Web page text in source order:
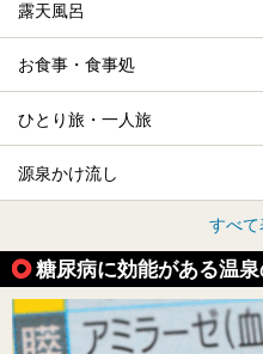
露天風呂
お食事・食事処
ひとり旅・一人旅
源泉かけ流し
すべて
糖尿病に効能がある温